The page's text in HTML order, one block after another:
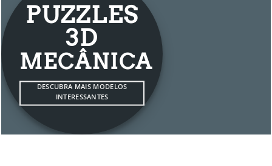
PUZZLES
3D
MECÂNICA
DESCUBRA MAIS MODELOS
INTERESSANTES